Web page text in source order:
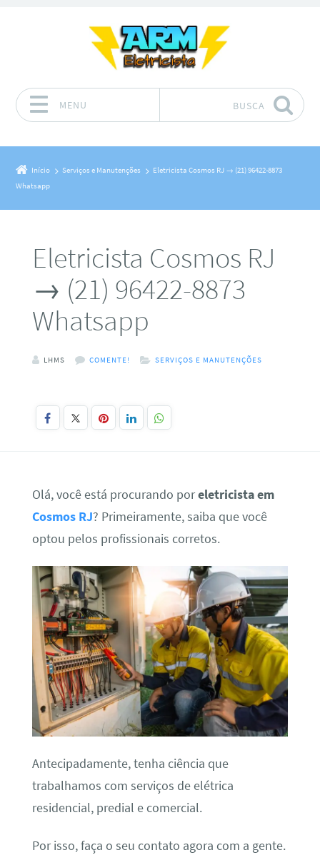
MENU BUSCA
Início Serviços e Manutenções
Eletricista Cosmos RJ → (21) 96422-8873
Whatsapp
Eletricista Cosmos RJ
→ (21) 96422-8873
Whatsapp
LHMS COMENTE! SERVIÇOS E MANUTENÇÕES
Olá, você está procurando poreletricista em
Cosmos RJ? Primeiramente, saiba que você
optou pelos profissionais corretos.
Antecipadamente, tenha ciência que
trabalhamos com serviços de elétrica
residencial, predial e comercial.
Por isso, faça o seu contato agora com a gente.